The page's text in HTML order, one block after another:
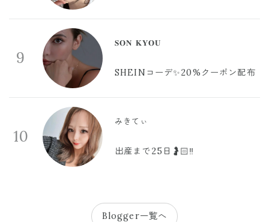
9
𝐒𝐎𝐍 𝐊𝐘𝐎𝐔
SHEINコーデ✨20%クーポン配布
10
みきてぃ
出産まで25日🤰🏻‼️
Blogger一覧へ